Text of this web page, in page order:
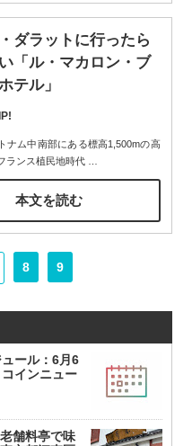
ダラットに行ったら
「ル・マカロン・ブ
テル」
ナム中南部にある標高1,500mの高
ランス植民地時代…
本文を読む
8 9
ール：6月6
インニュー
舗料亭で味